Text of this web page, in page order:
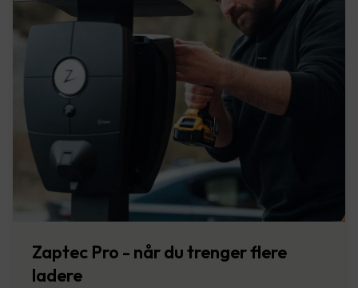
Zaptec Pro - når du trenger flere
ladere